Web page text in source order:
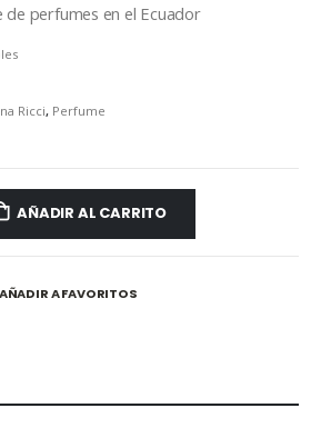
perfumes en el Ecuador
Ricci, Perfume
AÑADIR AL CARRITO
AÑADIR A FAVORITOS